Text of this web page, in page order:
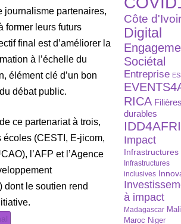
journalisme partenaires,
former leurs futurs
final est d’améliorer la
à l’échelle du
élément clé d’un bon
débat public.
ce partenariat à trois,
écoles (CESTI, E-jicom,
l’AFP et l’Agence
dont le soutien rend
Côte
Digital
Sociétal
Entreprise
RICA
durables
Impact
Infrastructures
Infrastructures
inclusives
à impact
Madagascar Mali
Maroc Niger